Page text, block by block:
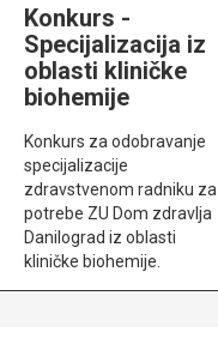
Konkurs -
Specijalizacija iz
oblasti kliničke
biohemije
Konkurs za odobravanje
specijalizacije
zdravstvenom radniku za
potrebe ZU Dom zdravlja
Danilograd iz oblasti
kliničke biohemije.